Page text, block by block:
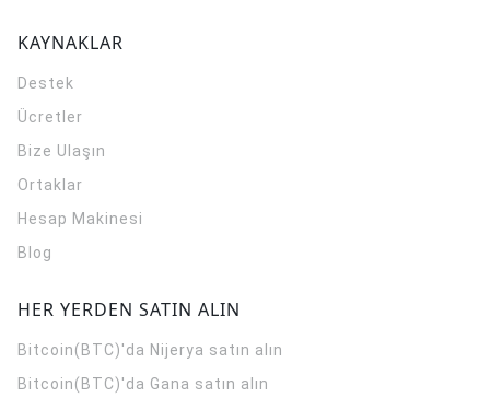
KAYNAKLAR
Destek
Ücretler
Bize Ulaşın
Ortaklar
Hesap Makinesi
Blog
HER YERDEN SATIN ALIN
Bitcoin(BTC)'da Nijerya satın alın
Bitcoin(BTC)'da Gana satın alın